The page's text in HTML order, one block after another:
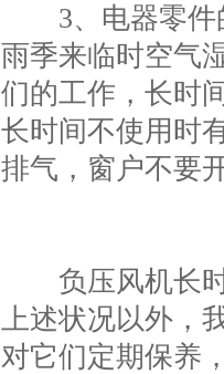
3、电器零件
雨季来临时空气
们的工作，长时
长时间不使用时
排气，窗户不要
负压风机长时
上述状况以外，
对它们定期保养